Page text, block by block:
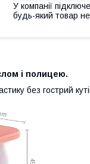
У компанії
будь-який товар
і полицею.
без гострий